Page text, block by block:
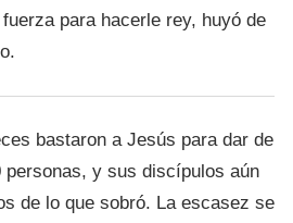
para hacerle rey, huyó de
bastaron a Jesús para dar de
personas, y sus discípulos aún
de lo que sobró. La escasez se